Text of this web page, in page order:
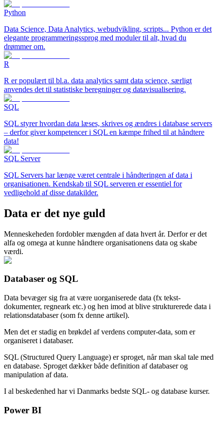
Python
Data Science, Data Analytics, webudvikling, scripts... Python er det
elegante programmeringssprog med moduler til alt, hvad du
drømmer om.
R
R er populært til bl.a. data analytics samt data science, særligt
anvendes det til statistiske beregninger og datavisualisering.
SQL
SQL styrer hvordan data læses, skrives og ændres i database servers
– derfor giver kompetencer i SQL en kæmpe frihed til at håndtere
data!
SQL Server
SQL Servers har længe været centrale i håndteringen af data i
organisationen. Kendskab til SQL serveren er essentiel for
vedligehold af disse datakilder.
Data er det nye guld
Menneskeheden fordobler mængden af data hvert år. Derfor er det
alfa og omega at kunne håndtere organisationens data og skabe
værdi.
Databaser og SQL
Data bevæger sig fra at være uorganiserede data (fx tekst-
dokumenter, regneark etc.) og hen imod at blive strukturerede data i
relationsdatabaser (som fx denne artikel).
Men det er stadig en brøkdel af verdens computer-data, som er
organiseret i databaser.
SQL (Structured Query Language) er sproget, når man skal tale med
en database. Sproget dækker både definition af databaser og
manipulation af data.
I al beskedenhed har vi Danmarks bedste SQL- og database kurser.
Power BI